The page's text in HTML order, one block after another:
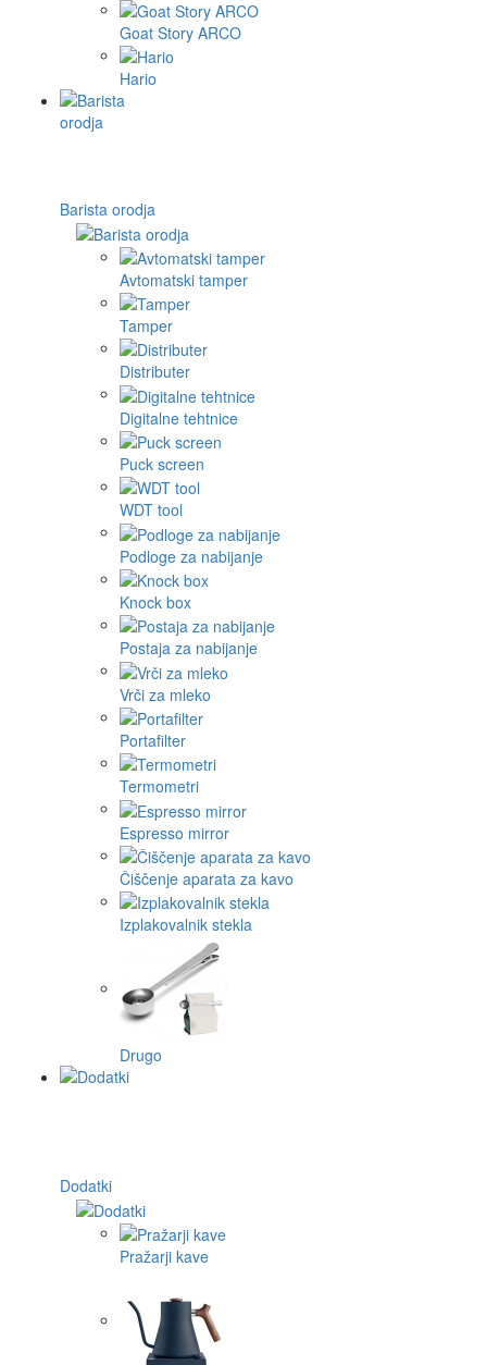
Goat Story ARCO
Hario
Barista orodja
Avtomatski tamper
Tamper
Distributer
Digitalne tehtnice
Puck screen
WDT tool
Podloge za nabijanje
Knock box
Postaja za nabijanje
Vrči za mleko
Portafilter
Termometri
Espresso mirror
Čiščenje aparata za kavo
Izplakovalnik stekla
Drugo
Dodatki
Pražarji kave